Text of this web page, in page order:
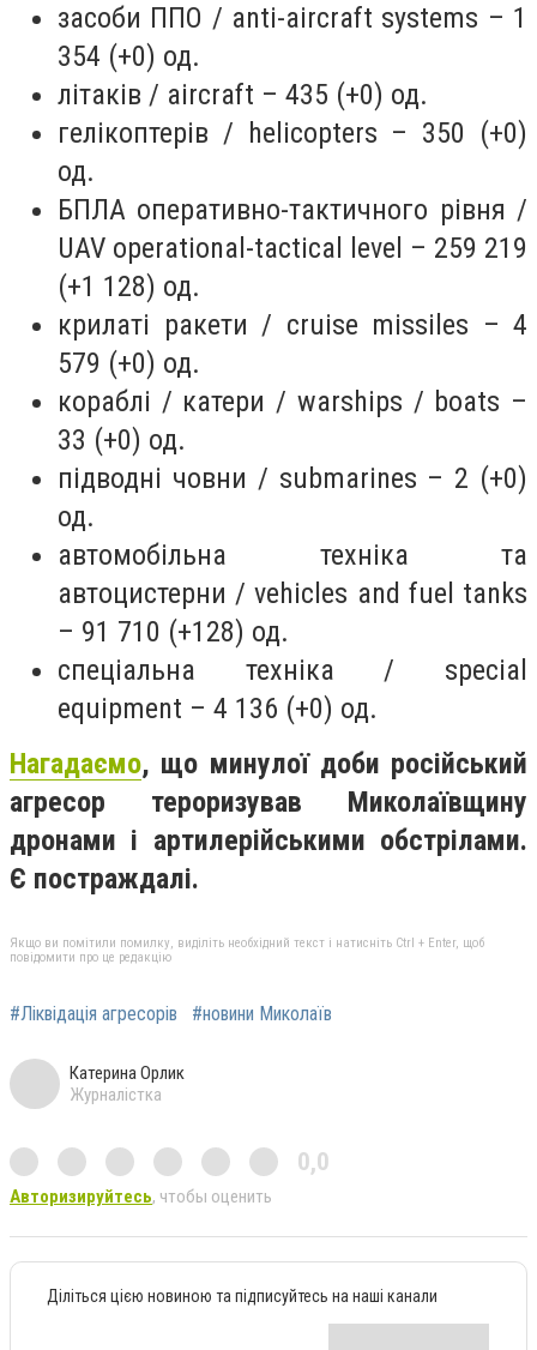
засоби ППО / anti-aircraft systems – 1
354 (+0) од.
літаків / aircraft – 435 (+0) од.
гелікоптерів / helicopters – 350 (+0)
од.
БПЛА оперативно-тактичного рівня /
UAV operational-tactical level – 259 219
(+1 128) од.
крилаті ракети / cruise missiles – 4
579 (+0) од.
кораблі / катери / warships / boats –
33 (+0) од.
підводні човни / submarines – 2 (+0)
од.
автомобільна техніка та
автоцистерни / vehicles and fuel tanks
– 91 710 (+128) од.
спеціальна техніка / special
equipment – 4 136 (+0) од.
Нагадаємо, що минулої доби російський
агресор тероризував Миколаївщину
дронами і артилерійськими обстрілами.
Є постраждалі.
Якщо ви помітили помилку, виділіть необхідний текст і натисніть Ctrl + Enter, щоб
повідомити про це редакцію
#Ліквідація агресорів #новини Миколаїв
Катерина Орлик
Журналістка
0,0
Авторизируйтесь, чтобы оценить
Діліться цією новиною та підписуйтесь на наші канали